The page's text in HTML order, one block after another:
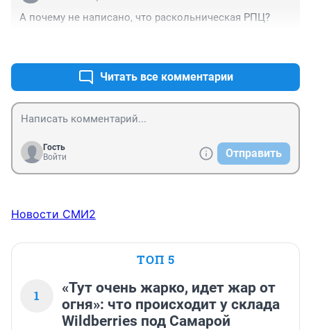
А почему не написано, что раскольническая РПЦ?
Читать все комментарии
Гость
Войти
Отправить
Новости СМИ2
ТОП 5
1
«Тут очень жарко, идет жар от
огня»: что происходит у склада
Wildberries под Самарой